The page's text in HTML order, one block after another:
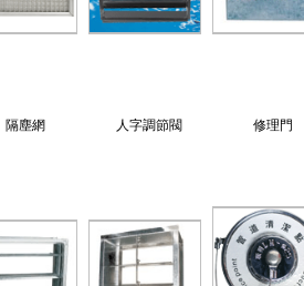
隔塵網 人字調節閥 修理門